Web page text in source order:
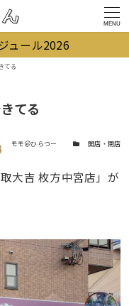
MENU
ュール2026
てる
てる
モモ＠ひらつー カテゴリー開店・閉店
大吉 枚方中宮店」が